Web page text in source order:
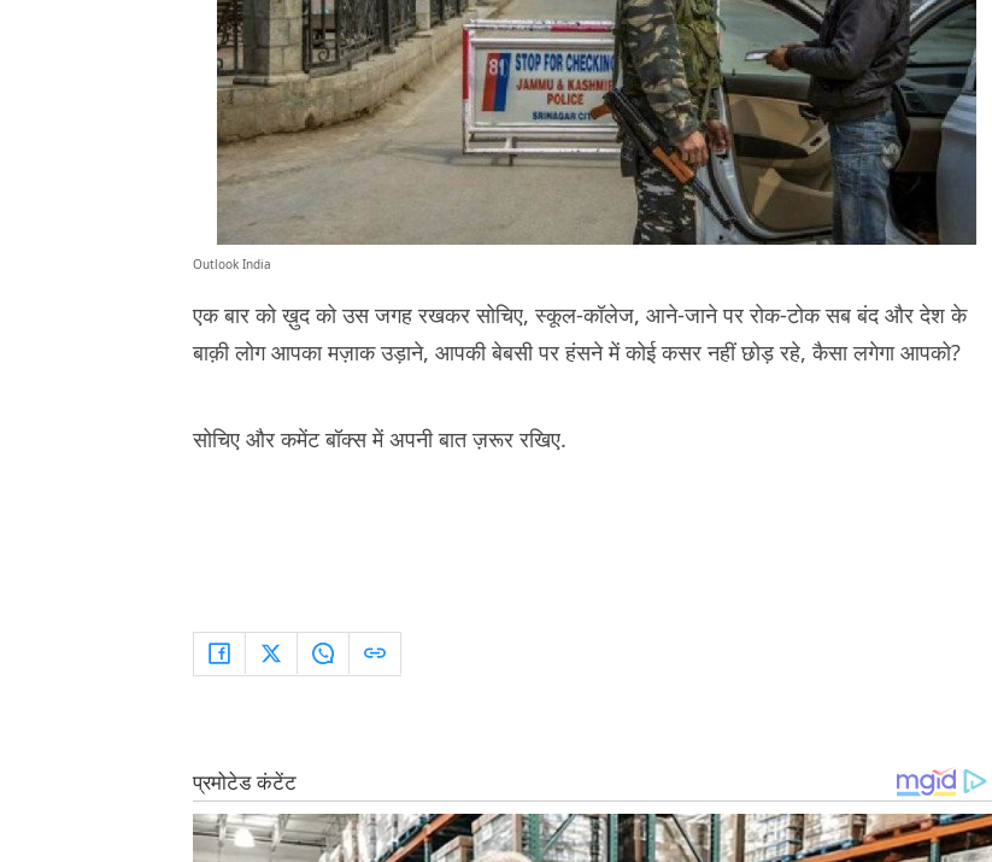
Outlook India
एक बार को ख़ुद को उस जगह रखकर सोचिए, स्कूल-कॉलेज, आने-जाने पर रोक-टोक सब बंद और देश के
बाक़ी लोग आपका मज़ाक उड़ाने, आपकी बेबसी पर हंसने में कोई कसर नहीं छोड़ रहे, कैसा लगेगा आपको?
सोचिए और कमेंट बॉक्स में अपनी बात ज़रूर रखिए.